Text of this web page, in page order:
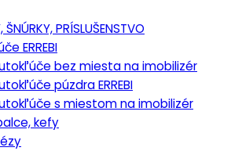
ŠNÚRKY, PRÍSLUŠENSTVO
ERREBI
bez miesta na imobilizér
púzdra ERREBI
s miestom na imobilizér
kefy